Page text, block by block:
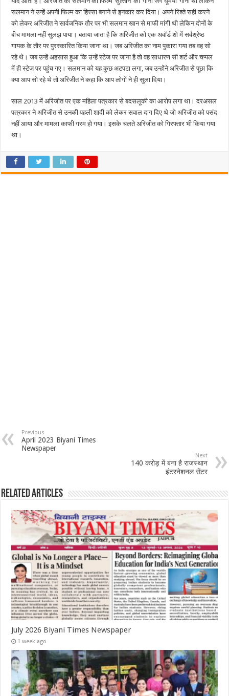
सलमान ने उन्हें अपनी फिल्म का हिस्सा बनाने से इनकार कर दिया। अपने रिश्ते सही करने
को लेकर अरिजीत ने सार्वजनिक तौर पर भी सलमान खान से माफी मांगी थी लेकिन दोनों के
बीच मामला नहीं सुलझ पाया। बताया जाता है कि अरिजीत को एक अवॉर्ड शो में सर्वश्रेष्ठ
गायक के तौर पर पुरस्कारित किया जाना था। जब अरिजीत का नाम पुकारा गया तब वह सो
रहे थे। जब उन्हें अहसास हुआ कि उन्हें स्टेज पर जाना है तो वह साधारण सी शर्ट और चप्पल
में ही स्टेज पर पहुंच गए। सलमान को यह कुछ अटपटा लगा, जब उन्होंने अरिजीत से पूछा कि
क्या आप सो रहे थे तो अरिजीत ने कहा कि आप लोगों ने ही सुला दिया।
साल 2013 में अरिजीत पर एक महिला पत्रकार से बदसलूकी का आरोप लगा था। दरअसल
पत्रकार ने अरिजीत से उनकी पहली शादी को लेकर सवाल दाग दिए थे जो अरिजीत को पसंद
नहीं आया और मामला काफी गरम हो गया। इसके चलते अरिजीत को गिरफ्तार भी किया गया
था।
Previous
April 2023 Biyani Times
Newspaper
Next
140 करोड़ में बना है राजस्थान
इंटरनेशनल सेंटर
Related Articles
July 2026 Biyani Times Newspaper
1 week ago